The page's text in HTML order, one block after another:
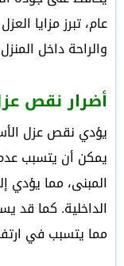
عام، تبرز مزايا
والراحة داخل
أضرار نقص
يؤدي نقص عزل
يمكن أن يتسبب
المبنى، مما يؤدي
الداخلية. كما قد
مما يتسبب في